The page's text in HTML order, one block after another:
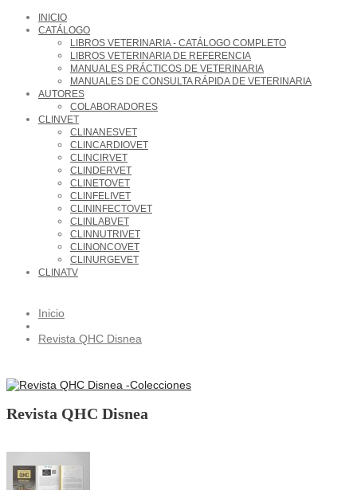
INICIO
CATÁLOGO
LIBROS VETERINARIA - CATÁLOGO COMPLETO
LIBROS VETERINARIA DE REFERENCIA
MANUALES PRÁCTICOS DE VETERINARIA
MANUALES DE CONSULTA RÁPIDA DE VETERINARIA
AUTORES
COLABORADORES
CLINVET
CLINANESVET
CLINCARDIOVET
CLINCIRVET
CLINDERVET
CLINETOVET
CLINFELIVET
CLININFECTOVET
CLINLABVET
CLINNUTRIVET
CLINONCOVET
CLINURGEVET
CLINATV
Inicio
Revista QHC Disnea
Revista QHC Disnea